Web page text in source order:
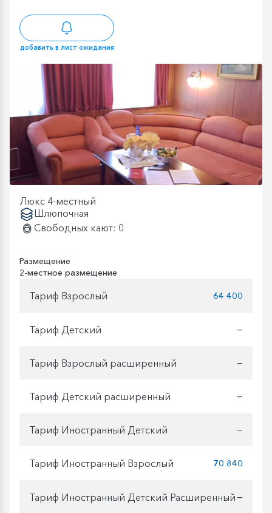
добавить в лист ожидания
Люкс 4-местный
Шлюпочная
Свободных кают: 0
Размещение
2-местное размещение
Тариф Взрослый 64 400
Тариф Детский —
Тариф Взрослый расширенный —
Тариф Детский расширенный —
Тариф Иностранный Детский —
Тариф Иностранный Взрослый 70 840
Тариф Иностранный Детский Расширенный —